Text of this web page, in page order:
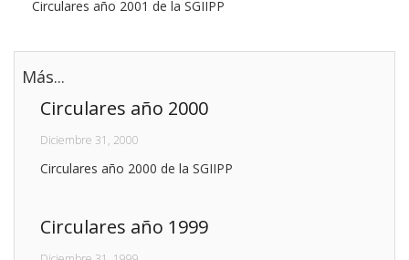
Circulares año 2001 de la SGIIPP
Más...
Circulares año 2000
Diciembre 31, 2000
Circulares año 2000 de la SGIIPP
Circulares año 1999